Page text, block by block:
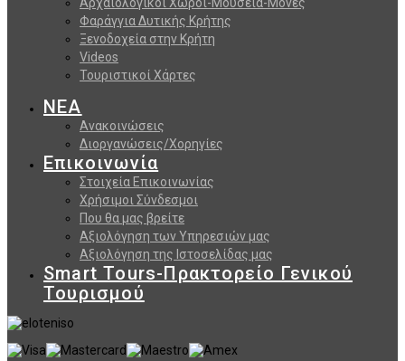
Φαράγγια Δυτικής Κρήτης
Ξενοδοχεία στην Κρήτη
Videos
Τουριστικοί Χάρτες
ΝΕΑ
Ανακοινώσεις
Διοργανώσεις/Χορηγίες
Επικοινωνία
Στοιχεία Επικοινωνίας
Χρήσιμοι Σύνδεσμοι
Που θα μας βρείτε
Αξιολόγηση των Υπηρεσιών μας
Αξιολόγηση της Ιστοσελίδας μας
Smart Tours-Πρακτορείο Γενικού
Τουρισμού